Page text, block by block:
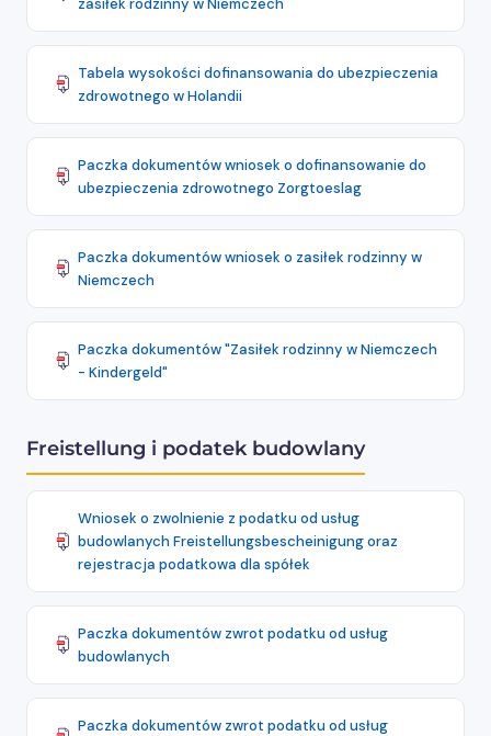
zasiłek rodzinny w Niemczech
Tabela wysokości dofinansowania do ubezpieczenia
zdrowotnego w Holandii
Paczka dokumentów wniosek o dofinansowanie do
ubezpieczenia zdrowotnego Zorgtoeslag
Paczka dokumentów wniosek o zasiłek rodzinny w
Niemczech
Paczka dokumentów "Zasiłek rodzinny w Niemczech
- Kindergeld"
Freistellung i podatek budowlany
Wniosek o zwolnienie z podatku od usług
budowlanych Freistellungsbescheinigung oraz
rejestracja podatkowa dla spółek
Paczka dokumentów zwrot podatku od usług
budowlanych
Paczka dokumentów zwrot podatku od usług